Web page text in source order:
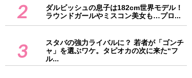
2
ダルビッシュの息子は182cm世界モデル！
ラウンドガールやミスコン美女も…プロ...
3
スタバの強力ライバルに？ 若者が「ゴンチ
ャ」を選ぶワケ。タピオカの次に来た“フ
ル...